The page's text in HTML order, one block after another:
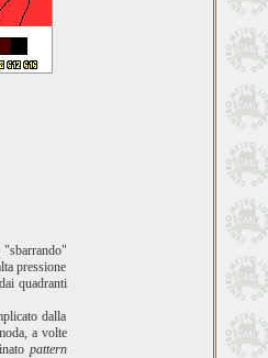
pressione
quadranti
dalla
a volte
pattern